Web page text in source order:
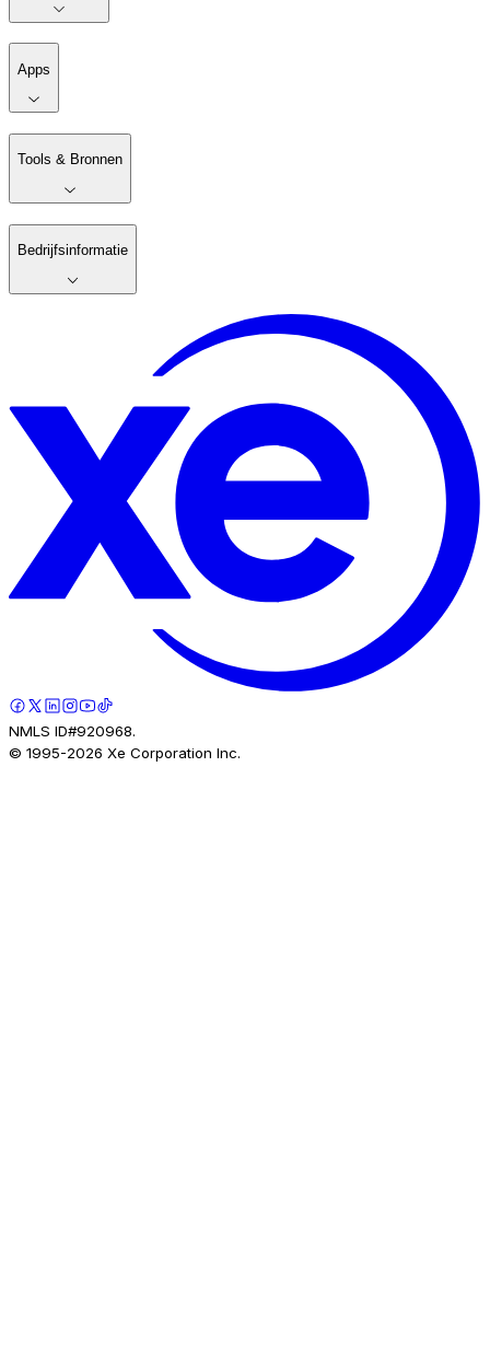
Apps
Tools & Bronnen
Bedrijfsinformatie
NMLS ID#920968.
© 1995-2026 Xe Corporation Inc.